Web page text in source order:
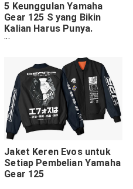
5 Keunggulan Yamaha
Gear 125 S yang Bikin
Kalian Harus Punya.
Harga 2022 Cek di Sini!
Jaket Keren Evos untuk
Setiap Pembelian Yamaha
Gear 125